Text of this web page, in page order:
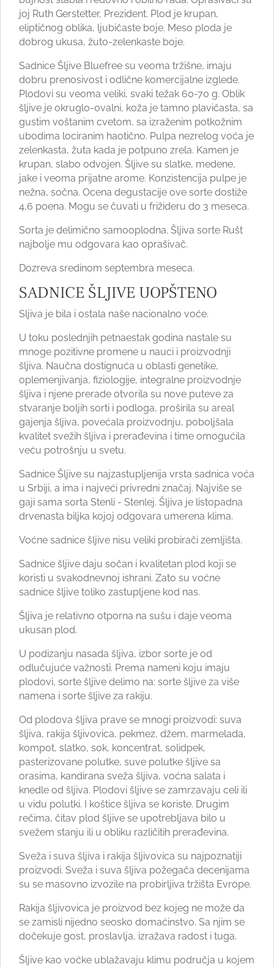
joj Ruth Gerstetter, Prezident. Plod je krupan,
eliptičnog oblika, ljubičaste boje. Meso ploda je
dobrog ukusa, žuto-zelenkaste boje.
Sadnice Šljive Bluefree su veoma tržišne, imaju
dobru prenosivost i odlične komercijalne izglede.
Plodovi su veoma veliki, svaki težak 60-70 g. Oblik
šljive je okruglo-ovalni, koža je tamno plavičasta, sa
gustim voštanim cvetom, sa izraženim potkožnim
ubodima lociranim haotično. Pulpa nezrelog voća je
zelenkasta, žuta kada je potpuno zrela. Kamen je
krupan, slabo odvojen. Šljive su slatke, medene,
jake i veoma prijatne arome. Konzistencija pulpe je
nežna, sočna. Ocena degustacije ove sorte dostiže
4,6 poena. Mogu se čuvati u frižideru do 3 meseca.
Sorta je delimično samooplodna. Šljiva sorte Rušt
najbolje mu odgovara kao oprašivač.
Dozreva sredinom septembra meseca.
SADNICE ŠLJIVE UOPŠTENO
Sljiva je bila i ostala naše nacionalno voće.
U toku poslednjih petnaestak godina nastale su
mnoge pozitivne promene u nauci i proizvodnji
šljiva. Naučna dostignuća u oblasti genetike,
oplemenjivanja, fiziologije, integralne proizvodnje
šljiva i njene prerade otvorila su nove puteve za
stvaranje boljih sorti i podloga, proširila su areal
gajenja šljiva, povećala proizvodnju, poboljšala
kvalitet svežih šljiva i prerađevina i time omogućila
veću potrošnju u svetu.
Sadnice Šljive su najzastupljenija vrsta sadnica voća
u Srbiji, a ima i najveći privredni značaj. Najviše se
gaji sama sorta Stenli - Stenlej. Šljiva je listopadna
drvenasta biljka kojoj odgovara umerena klima.
Voćne sadnice šljive nisu veliki probirači zemljišta.
Sadnice šljive daju sočan i kvalitetan plod koji se
koristi u svakodnevnoj ishrani. Zato su voćne
sadnice šljive toliko zastupljene kod nas.
Šljiva je relativno otporna na sušu i daje veoma
ukusan plod.
U podizanju nasada šljiva, izbor sorte je od
odlučujuće važnosti. Prema nameni koju imaju
plodovi, sorte šljive delimo na: sorte šljive za više
namena i sorte šljive za rakiju.
Od plodova šljiva prave se mnogi proizvodi: suva
šljiva, rakija šljivovica, pekmez, džem, marmelada,
kompot, slatko, sok, koncentrat, solidpek,
pasterizovane polutke, suve polutke šljive sa
orasima, kandirana sveža šljiva, voćna salata i
knedle od šljiva. Plodovi šljive se zamrzavaju celi ili
u vidu polutki. I koštice šljiva se koriste. Drugim
rečima, čitav plod šljive se upotrebljava bilo u
svežem stanju ili u obliku različitih prerađevina.
Sveža i suva šljiva i rakija šljivovica su najpoznatiji
proizvodi. Sveža i suva šljiva požegača decenijama
su se masovno izvozile na probirljiva tržišta Evrope.
Rakija šljivovica je proizvod bez kojeg ne može da
se zamisli nijedno seosko domaćinstvo. Sa njim se
dočekuje gost, proslavlja, izražava radost i tuga.
Šljive kao voćke ublažavaju klimu područja u kojem